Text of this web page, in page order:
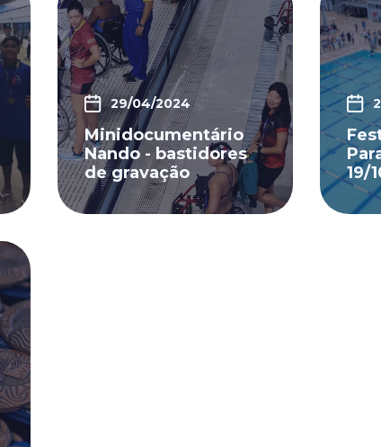
29/04/2024
Minidocumentário
Nando - bastidores
de gravação
19/